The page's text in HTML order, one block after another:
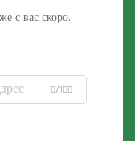
с вас скоро.
0/100